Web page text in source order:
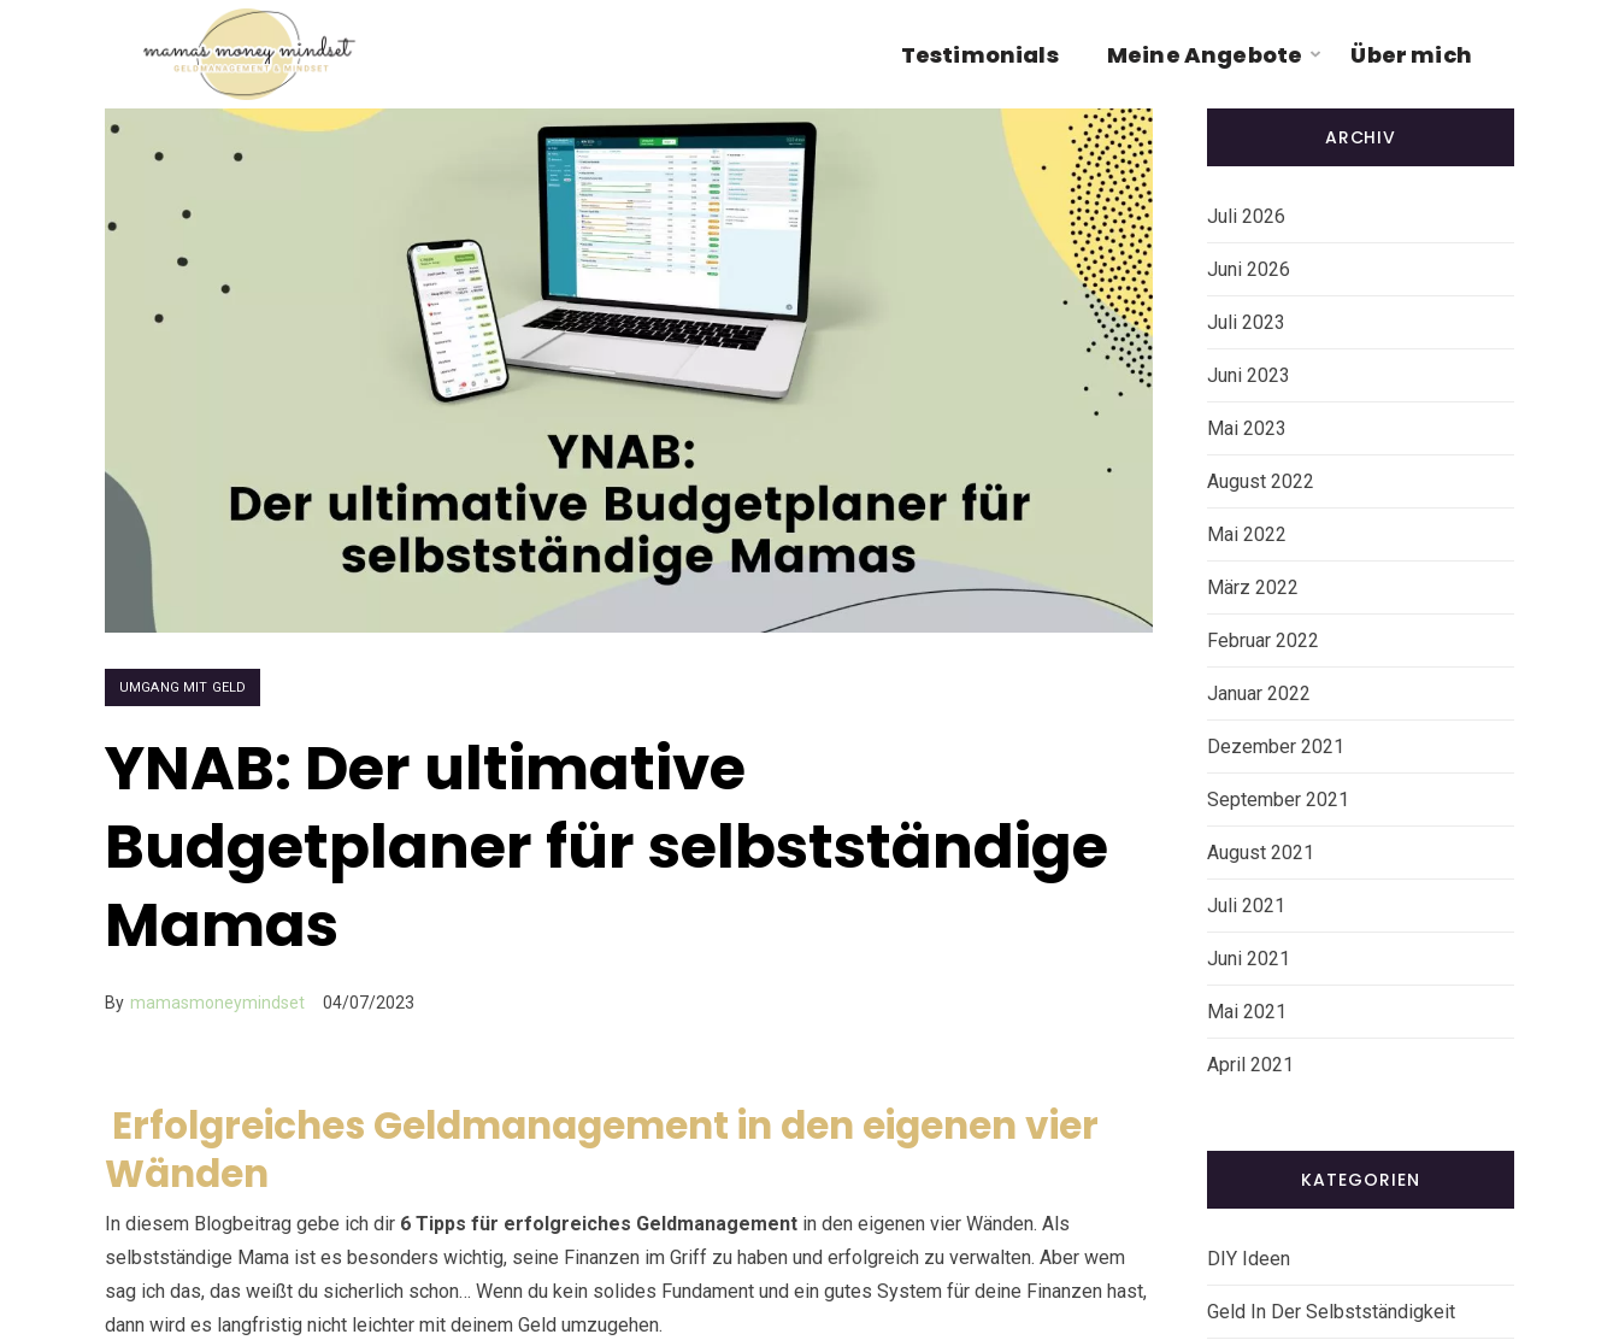
Testimonials Meine Angebote Über mich
UMGANG MIT GELD
YNAB: Der ultimative
Budgetplaner für selbstständige
Mamas
By mamasmoneymindset 04/07/2023
Erfolgreiches Geldmanagement in den eigenen vier
Wänden
In diesem Blogbeitrag gebe ich dir 6 Tipps für erfolgreiches Geldmanagement in den eigenen vier Wänden. Als
selbstständige Mama ist es besonders wichtig, seine Finanzen im Griff zu haben und erfolgreich zu verwalten. Aber wem
sag ich das, das weißt du sicherlich schon… Wenn du kein solides Fundament und ein gutes System für deine Finanzen hast,
dann wird es langfristig nicht leichter mit deinem Geld umzugehen.
ARCHIV
Juli 2026
Juni 2026
Juli 2023
Juni 2023
Mai 2023
August 2022
Mai 2022
März 2022
Februar 2022
Januar 2022
Dezember 2021
September 2021
August 2021
Juli 2021
Juni 2021
Mai 2021
April 2021
KATEGORIEN
DIY Ideen
Geld In Der Selbstständigkeit